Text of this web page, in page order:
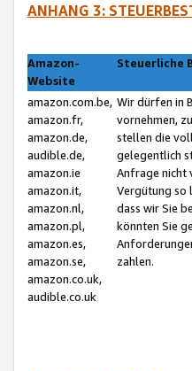
ANHANG 3:
Amazon-
Website
Steuerliche
amazon.com.be,
amazon.fr,
amazon.de,
audible.de,
amazon.ie
amazon.it,
amazon.nl,
amazon.pl,
amazon.es,
amazon.se,
amazon.co.uk,
audible.co.uk
Wir dürfen in
vornehmen,
stellen die
gelegentlich
Anfrage nicht
Vergütung so
dass wir Sie
könnten Sie
zahlen.